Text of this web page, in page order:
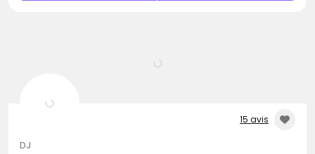
15 avis
DJ